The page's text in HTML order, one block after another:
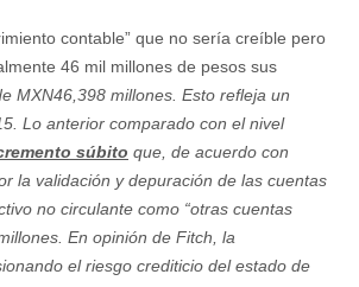
contable” que no sería creíble pero
46 mil millones de pesos sus
MXN46,398 millones. Esto refleja un
Lo anterior comparado con el nivel
súbito que, de acuerdo con
la validación y depuración de las cuentas
no circulante como “otras cuentas
En opinión de Fitch, la
el riesgo crediticio del estado de